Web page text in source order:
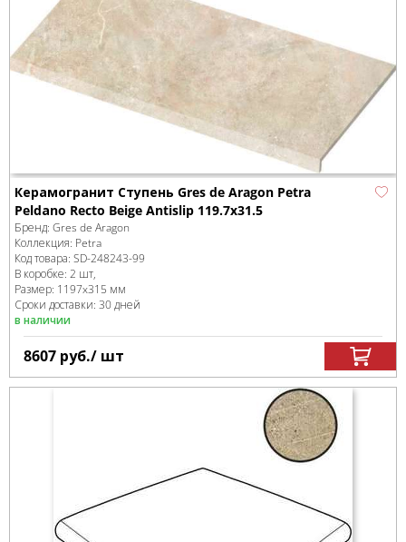
Керамогранит Ступень Gres de Aragon Petra
Peldаno Recto Beige Antislip 119.7x31.5
Бренд: Gres de Aragon
Коллекция: Petra
Код товара: SD-248243-99
В коробке: 2 шт,
Размер: 1197x315 мм
Сроки доставки: 30 дней
в наличии
8607 руб./ шт